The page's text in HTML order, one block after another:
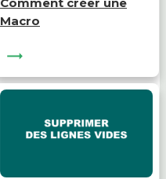
Comment créer une
Macro